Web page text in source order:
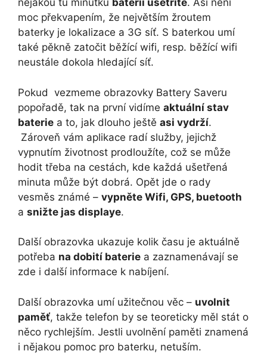
nějakou tu minutku baterii ušetříte. Asi není
moc překvapením, že největším žroutem
baterky je lokalizace a 3G síť. S baterkou umí
také pěkně zatočit běžící wifi, resp. běžící wifi
neustále dokola hledající síť.
Pokud vezmeme obrazovky Battery Saveru
popořadě, tak na první vidíme aktuální stav
baterie a to, jak dlouho ještě asi vydrží.
Zároveň vám aplikace radí služby, jejichž
vypnutím životnost prodloužíte, což se může
hodit třeba na cestách, kde každá ušetřená
minuta může být dobrá. Opět jde o rady
vesměs známé – vypněte Wifi, GPS, buetooth
a snižte jas displaye.
Další obrazovka ukazuje kolik času je aktuálně
potřeba na dobití baterie a zaznamenávají se
zde i další informace k nabíjení.
Další obrazovka umí užitečnou věc – uvolnit
paměť, takže telefon by se teoreticky měl stát o
něco rychlejším. Jestli uvolnění paměti znamená
i nějakou pomoc pro baterku, netuším.